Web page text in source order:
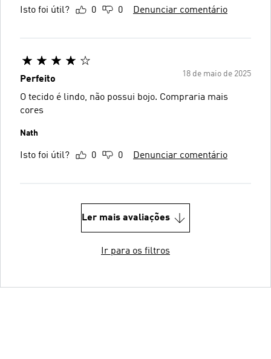
Isto foi útil? 0 0 Denunciar comentário
18 de maio de 2025
Perfeito
O tecido é lindo, não possui bojo. Compraria mais
cores
Nath
Isto foi útil? 0 0 Denunciar comentário
Ler mais avaliações
Ir para os filtros